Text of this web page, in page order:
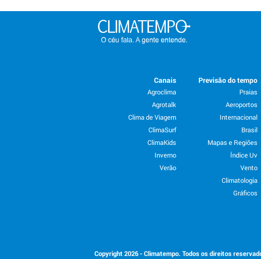
Previsão do tempo
Praias
Aeroportos
Internacional
Brasil
Mapas e Regiões
Índice Uv
Vento
Climatologia
Gráficos
Canais
Agroclima
Agrotalk
Clima de Viagem
ClimaSurf
ClimaKids
Inverno
Verão
Copyright 2026 - Climatempo. Todos os direitos